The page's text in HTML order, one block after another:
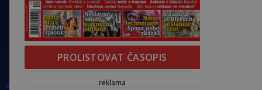
PROLISTOVAT ČASOPIS
reklama